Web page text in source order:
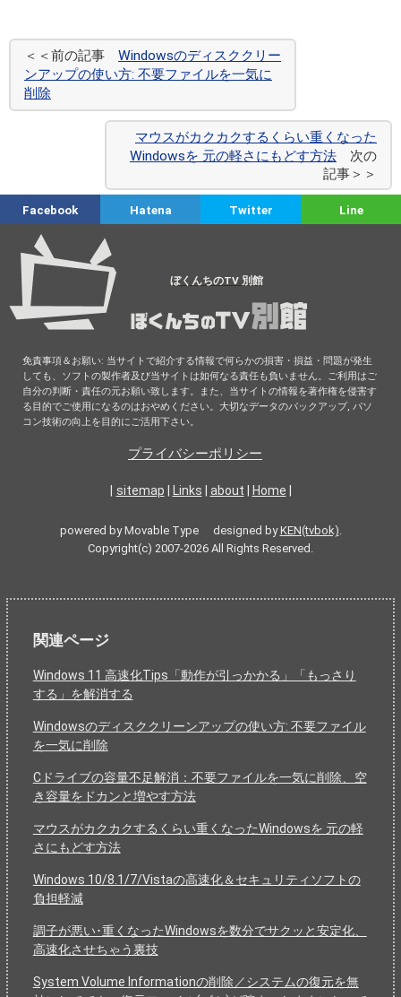
＜＜前の記事 Windowsのディスククリー
ンアップの使い方: 不要ファイルを一気に
削除
マウスがカクカクするくらい重くなった
Windowsを 元の軽さにもどす方法 次の
記事＞＞
Facebook Hatena Twitter Line
ぼくんちのTV 別館
免責事項＆お願い: 当サイトで紹介する情報で何らかの損害・損益・問題が発生
しても、ソフトの製作者及び当サイトは如何なる責任も負いません。ご利用はご
自分の判断・責任の元お願い致します。また、当サイトの情報を著作権を侵害す
る目的でご使用になるのはおやめください。大切なデータのバックアップ, パソ
コン技術の向上を目的にご活用下さい。
プライバシーポリシー
sitemap Links about Home
powered by Movable Type designed byKEN(tvbok)
Copyright(c) 2007-2026 All Rights Reserved.
関連ページ
Windows 11 高速化Tips「動作が引っかかる」「もっさり
する」を解消する
Windowsのディスククリーンアップの使い方: 不要ファイル
を一気に削除
Cドライブの容量不足解消：不要ファイルを一気に削除、空
き容量をドカンと増やす方法
マウスがカクカクするくらい重くなったWindowsを 元の軽
さにもどす方法
Windows 10/8.1/7/Vistaの高速化＆セキュリティソフトの
負担軽減
調子が悪い･重くなったWindowsを数分でサクッと安定化、
高速化させちゃう裏技
System Volume Informationの削除／システムの復元を無